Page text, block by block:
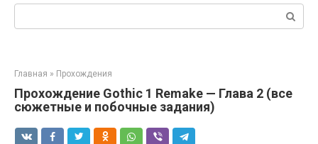
Поиск:
Главная » Прохождения
Прохождение Gothic 1 Remake — Глава 2 (все
сюжетные и побочные задания)